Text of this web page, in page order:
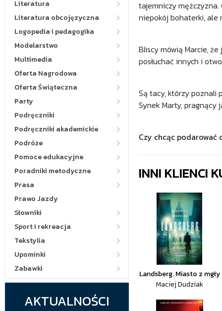
Literatura
Literatura obcojęzyczna
Logopedia i pedagogika
Modelarstwo
Multimedia
Oferta Nagrodowa
Oferta Świąteczna
Party
Podręczniki
Podręczniki akademickie
Podróże
Pomoce edukacyjne
Poradniki metodyczne
Prasa
Prawo Jazdy
Słowniki
Sport i rekreacja
Tekstylia
Upominki
Zabawki
AKTUALNOŚCI
tajemniczy
niepokój bohaterki, ale
Bliscy mówią Marcie,
posłuchać innych i
Są tacy, którzy poznali
Synek Marty, pragnący
Czy chcąc podarować
INNI KLIENCI
Landsberg. Miasto z mgły
Maciej Dudziak